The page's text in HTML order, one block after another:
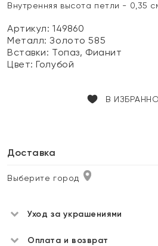
Внутренняя высота петли - 0,35
Артикул: 149860
Металл:Золото 585
Вставки: Топаз, Фианит
Цвет:Голубой
В
Доставка
Выберите город
Уход за украшениями
Оплата и возврат